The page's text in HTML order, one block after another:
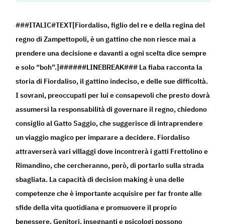
###ITALIC#TEXT[Fiordaliso, figlio del re e della regina del
regno di Zampettopoli, è un gattino che non riesce mai a
prendere una decisione e davanti a ogni scelta dice sempre
e solo “boh”.]######LINEBREAK### La fiaba racconta la
storia di Fiordaliso, il gattino indeciso, e delle sue difficoltà.
I sovrani, preoccupati per lui e consapevoli che presto dovrà
assumersi la responsabilità di governare il regno, chiedono
consiglio al Gatto Saggio, che suggerisce di intraprendere
un viaggio magico per imparare a decidere. Fiordaliso
attraverserà vari villaggi dove incontrerà i gatti Frettolino e
Rimandino, che cercheranno, però, di portarlo sulla strada
sbagliata. La capacità di decision making è una delle
competenze che è importante acquisire per far fronte alle
sfide della vita quotidiana e promuovere il proprio
benessere. Genitori, insegnanti e psicologi possono